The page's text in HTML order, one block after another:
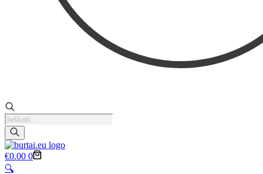
Products
search
Krepšelis
€0.00 0
🔍